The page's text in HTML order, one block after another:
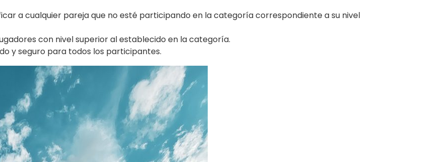
a cualquier pareja que no esté participando en la categoría correspondiente a su nivel
con nivel superior al establecido en la categoría.
y seguro para todos los participantes.